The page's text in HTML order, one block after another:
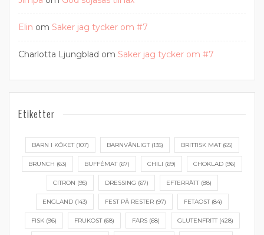
Elin om Saker jag tycker om #7
Charlotta Ljungblad om Saker jag tycker om #7
Etiketter
BARN I KÖKET(107) BARNVÄNLIGT(135) BRITTISK MAT(65)
BRUNCH (63) BUFFÉMAT(67) CHILI (69) CHOKLAD (96)
CITRON (95) DRESSING (67) EFTERRÄTT(88)
ENGLAND(143) FEST PÅ RESTER(97) FETAOST(84)
FISK(96) FRUKOST(68) FÄRS(68) GLUTENFRITT(428)